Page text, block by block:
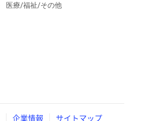
医療/福祉/その他
企業情報 サイトマップ